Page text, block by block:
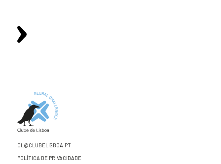
CL@CLUBELISBOA.PT
POLÍTICA DE PRIVACIDADE